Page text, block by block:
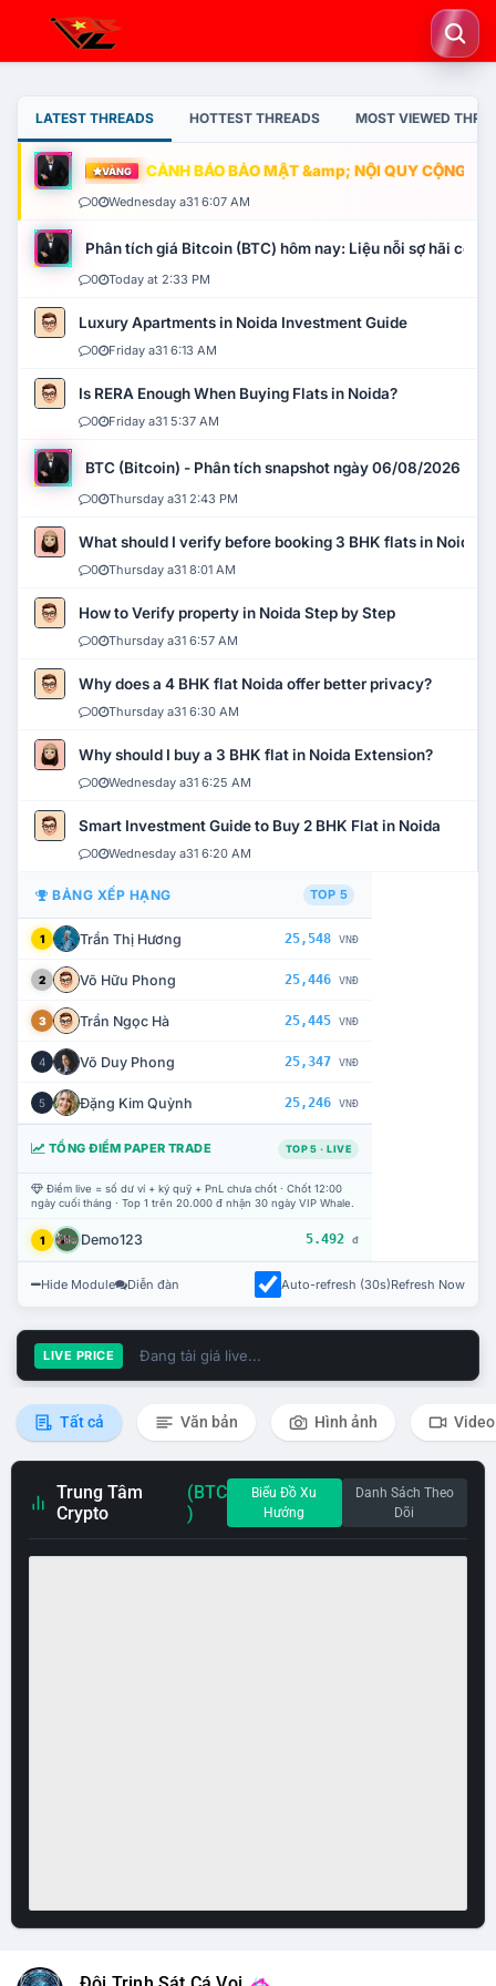
LATEST THREADS HOTTEST THREADS MOST VIEWED
VÀNG CẢNH BÁO BẢO MẬT &amp; NỘI QUY CỘNG
0 Wednesday a31 6:07 AM
Phân tích giá Bitcoin (BTC) hôm nay: Liệu nỗi sợ hãi có
0 Today at 2:33 PM
Luxury Apartments in Noida Investment Guide
0 Friday a31 6:13 AM
Is RERA Enough When Buying Flats in Noida?
0 Friday a31 5:37 AM
BTC (Bitcoin) - Phân tích snapshot ngày 06/08/2026
0 Thursday a31 2:43 PM
What should I verify before booking 3 BHK flats in Noida?
0 Thursday a31 8:01 AM
How to Verify property in Noida Step by Step
0 Thursday a31 6:57 AM
Why does a 4 BHK flat Noida offer better privacy?
0 Thursday a31 6:30 AM
Why should I buy a 3 BHK flat in Noida Extension?
0 Wednesday a31 6:25 AM
Smart Investment Guide to Buy 2 BHK Flat in Noida
0 Wednesday a31 6:20 AM
BẢNG XẾP HẠNG TOP 5
1 Trần Thị Hương 25,548 VNĐ
2 Võ Hữu Phong 25,446 VNĐ
3 Trần Ngọc Hà 25,445 VNĐ
4 Võ Duy Phong 25,347 VNĐ
5 Đặng Kim Quỳnh 25,246 VNĐ
TỔNG ĐIỂM PAPER TRADE TOP 5 · LIVE
Điểm live = số dư ví + ký quỹ + PnL chưa chốt · Chốt 12:00
ngày cuối tháng · Top 1 trên 20.000 đ nhận 30 ngày VIP Whale.
1 Demo123 5.492 đ
Hide Module Diễn đàn Auto-refresh (30s)Refresh Now
LIVE PRICE Đang tải giá live...
Tất cả Văn bản Hình ảnh Video
Trung Tâm
Crypto
(BTC
)
Biểu Đồ Xu
Hướng
Danh Sách Theo
Dõi